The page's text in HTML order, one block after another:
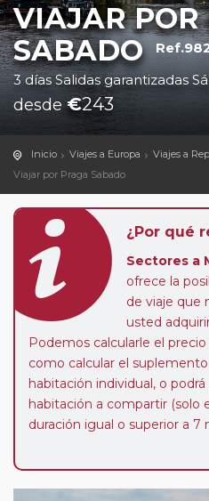
VIAJAR POR
SABADO
3 días Salidas garantizadas
desde€243
Inicio Viajes a Europa
Viajes a
Viajar por Praga Sabado
¿Por qué
Sectores a
ofrece la
de viaje que
usted
Podemos calcularle el
como calcular el
habitación individual, o
habitación a compartir (solo
duración igual o superior a 7